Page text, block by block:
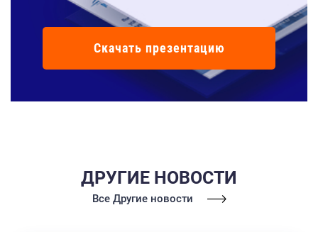
Скачать презентацию
ДРУГИЕ НОВОСТИ
Все Другие новости